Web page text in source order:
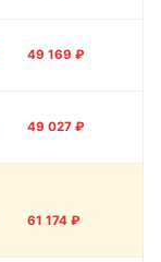
49 169 ₽
49 027 ₽
61 174 ₽